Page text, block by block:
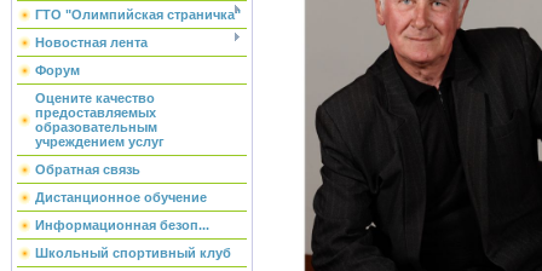
ГТО "Олимпийская страничка"
Новостная лента
Форум
Оцените качество
предоставляемых
образовательным
учреждением услуг
Обратная связь
Дистанционное обучение
Информационная безоп...
Школьный спортивный клуб